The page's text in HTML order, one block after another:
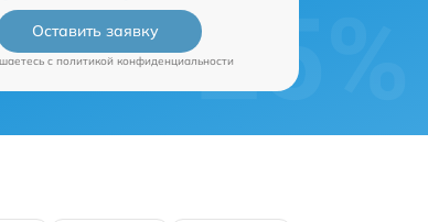
Оставить заявку
c политикой конфиденциальности